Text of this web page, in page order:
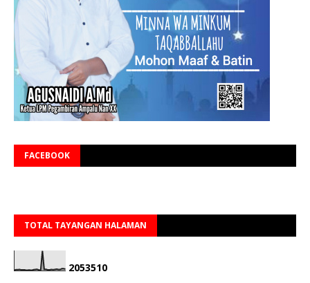
FACEBOOK
TOTAL TAYANGAN HALAMAN
2053510